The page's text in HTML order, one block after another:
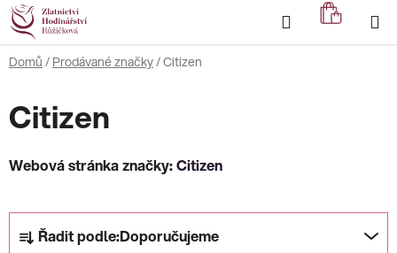
Přejít
na
obsah
Hledat
KOŠÍK
Domů / Prodávané značky/Citizen
Citizen
Webová stránka značky:Citizen
Ř Řadit podle:Doporučujeme